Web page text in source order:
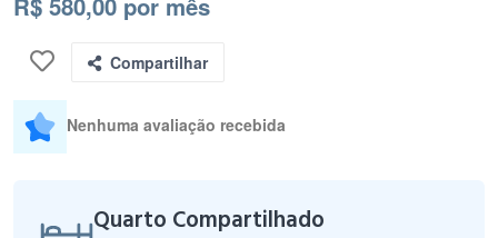
Compartilhar
Nenhuma avaliação recebida
Quarto Compartilhado